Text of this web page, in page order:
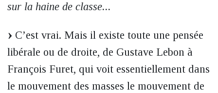
sur la haine de classe...
C’est vrai. Mais il existe toute une pensée
libérale ou de droite, de Gustave Lebon à
François Furet, qui voit essentiellement dans
le mouvement des masses le mouvement de